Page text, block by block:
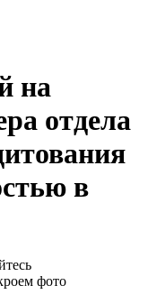
на
отдела
в
фото